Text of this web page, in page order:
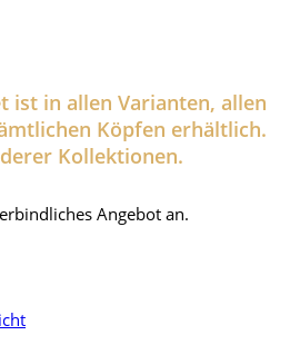
ist in allen Varianten, allen
Köpfen erhältlich.
Kollektionen.
Angebot an.